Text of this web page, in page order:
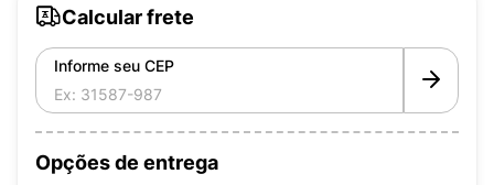
Calcular frete
Informe seu CEP
Opções de entrega